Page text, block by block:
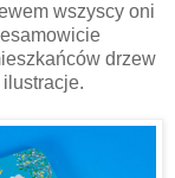
wszyscy oni
drzew